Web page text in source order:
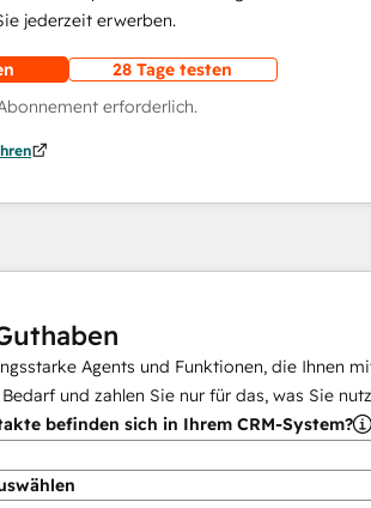
jederzeit erwerben.
28 Tage testen
erforderlich.
Agents und Funktionen, die Ihnen
und zahlen Sie nur für das, was Sie
befinden sich in Ihrem CRM-System?